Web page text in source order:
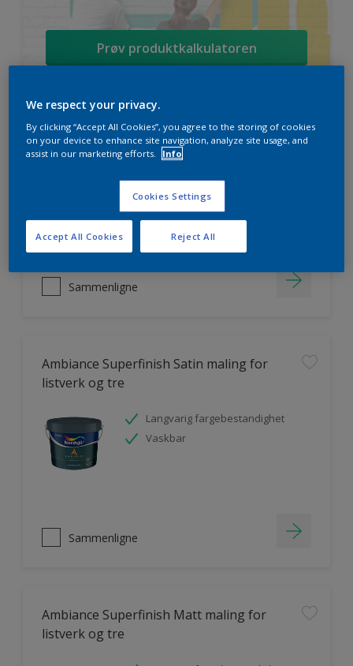
Prøv produktkalkulatoren
Ambiance Endless Sky takmaling
For beste sluttresultat
Sammenligne
Ambiance Superfinish Satin maling for
listverk og tre
Langvarig fargebestandighet
Vaskbar
Sammenligne
Ambiance Superfinish Matt maling for
listverk og tre
We respect your privacy.
By clicking “Accept All Cookies”, you agree to the storing of cookies
on your device to enhance site navigation, analyze site usage, and
assist in our marketing efforts.
Info
Cookies Settings
Reject All
Accept All Cookies